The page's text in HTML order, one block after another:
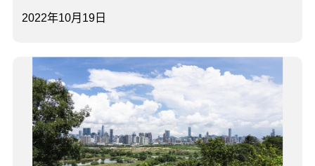
2022年10月19日